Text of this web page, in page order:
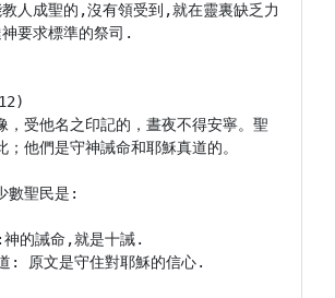
人成聖的,沒有領受到,就在靈裏缺乏力
要求標準的祭司.
，受他名之印記的，晝夜不得安寧。聖
；他們是守神誡命和耶穌真道的。
數聖民是:
的誡命,就是十誡.
: 原文是守住對耶穌的信心.